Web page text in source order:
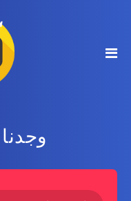
وجدنا